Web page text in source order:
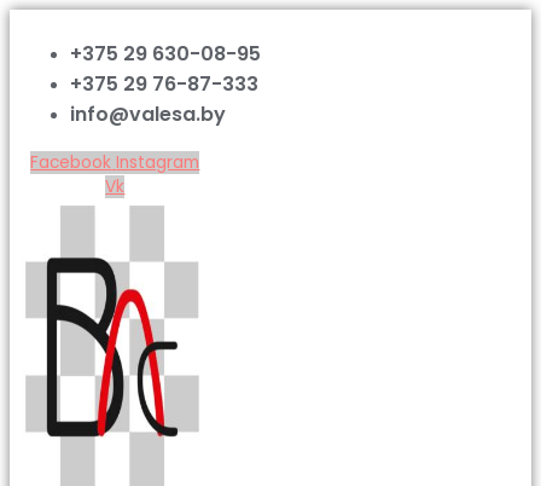
+375 29 630-08-95
+375 29 76-87-333
info@valesa.by
Facebook Instagram
Vk